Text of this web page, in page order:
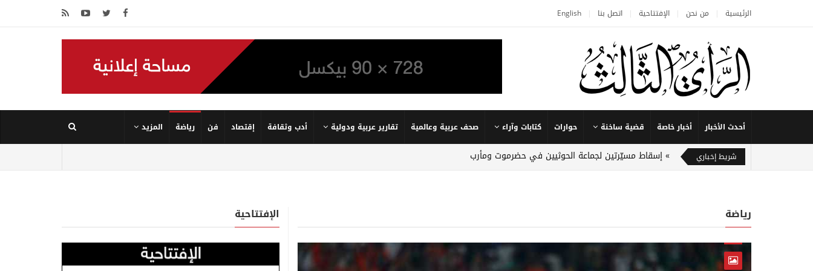
الرئيسية من نحن الإفتتاحية اتصل بنا English
أحدث الأخبار أخبار خاصة قضية ساخنة حوارات كتابات وآراء صحف عربية وعالمية تقارير عربية ودولية أدب وثقافة إقتصاد فن رياضة المزيد
شريط إخباري إسقاط مسيّرتين لجماعة الحوثيين في حضرموت ومأرب
رياضة الإفتتاحية